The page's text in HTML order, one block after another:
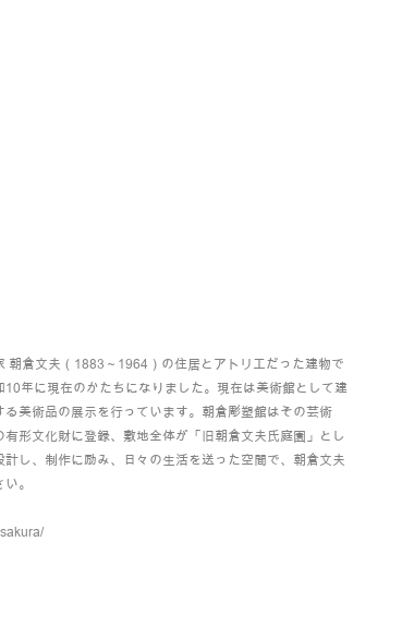
朝倉文夫（1883～1964）の住居とアトリエだった建物で
年に現在のかたちになりました。現在は美術館として建
美術品の展示を行っています。朝倉彫塑館はその芸術
形文化財に登録、敷地全体が「旧朝倉文夫氏庭園」とし
し、制作に励み、日々の生活を送った空間で、朝倉文夫
。